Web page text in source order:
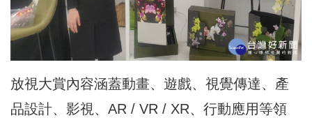
放視大賞內容涵蓋動畫、遊戲、視覺傳達、產
品設計、影視、AR / VR / XR、行動應用等領